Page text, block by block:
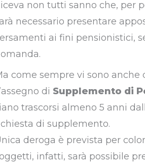
non tutti sanno che, per
necessario presentare
ai fini pensionistici,
come sempre vi sono
di Supplemento di
trascorsi almeno 5 anni
di supplemento.
deroga è prevista per
infatti, sarà possibile